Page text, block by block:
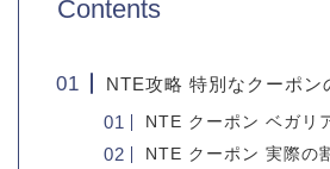
Contents
NTE攻略 特別なクーポン
NTE クーポン ベガリ
NTE クーポン 実際の